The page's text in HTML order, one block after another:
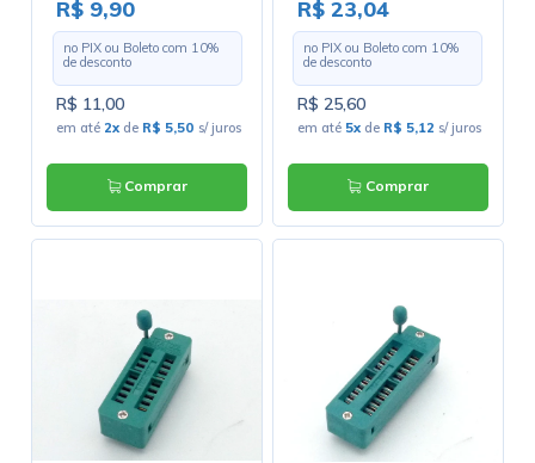
R$ 9,90
no PIX ou Boleto com 10%
de desconto
R$ 11,00
em até 2x de R$ 5,50 s/ juros
Comprar
R$ 23,04
no PIX ou Boleto com 10%
de desconto
R$ 25,60
em até 5x de R$ 5,12 s/ juros
Comprar